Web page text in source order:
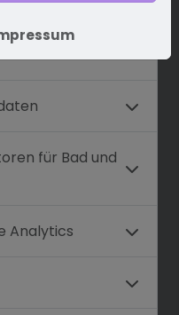
Dritten
für Bad und
Analytics